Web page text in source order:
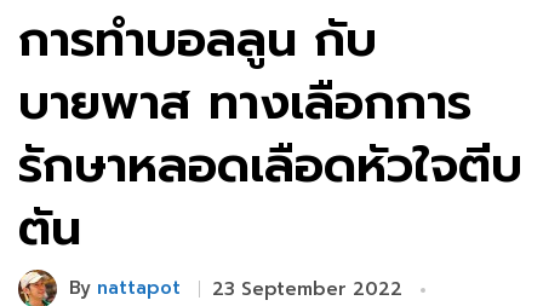
การทำบอลลูน กับ
บายพาส ทางเลือกการ
รักษาหลอดเลือดหัวใจตีบ
ตัน
By nattapot
23 September 2022